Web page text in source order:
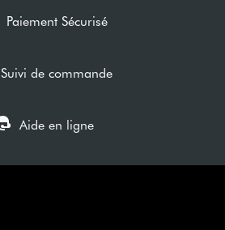
Paiement Sécurisé
Suivi de commande
Aide en ligne